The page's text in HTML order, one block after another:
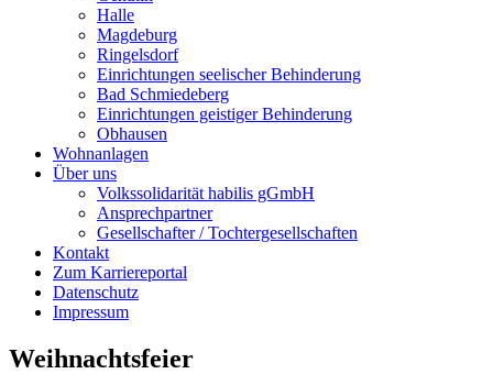
Halle
Magdeburg
Ringelsdorf
Einrichtungen seelischer Behinderung
Bad Schmiedeberg
Einrichtungen geistiger Behinderung
Obhausen
Wohnanlagen
Über uns
Volkssolidarität habilis gGmbH
Ansprechpartner
Gesellschafter / Tochtergesellschaften
Kontakt
Zum Karriereportal
Datenschutz
Impressum
Weihnachtsfeier